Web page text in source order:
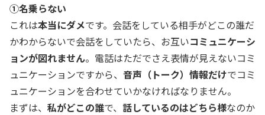
①名乗らない
これは本当にダメです。会話をしている相手がどこの誰だ
かわからないで会話をしていたら、お互いコミュニケーシ
ョンが図れません。電話はただでさえ表情が見えないコミ
ュニケーションですから、 音声（トーク）情報だけでコミ
ュニケーションを合わせていかなければなりません。
まずは、 私がどこの誰で、 話しているのはどちら様なのか